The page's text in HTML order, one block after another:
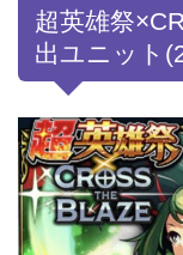
超英雄祭
出ユニット